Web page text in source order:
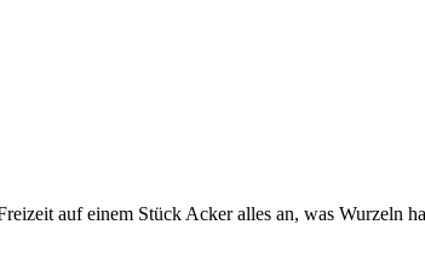
auf einem Stück Acker alles an, was Wurzeln